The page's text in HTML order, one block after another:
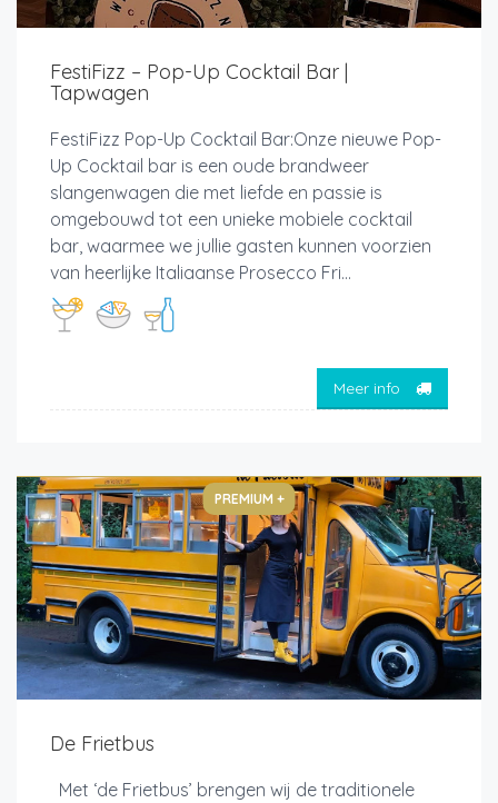
FestiFizz – Pop-Up Cocktail Bar |
Tapwagen
FestiFizz Pop-Up Cocktail Bar:Onze nieuwe Pop-
Up Cocktail bar is een oude brandweer
slangenwagen die met liefde en passie is
omgebouwd tot een unieke mobiele cocktail
bar, waarmee we jullie gasten kunnen voorzien
van heerlijke Italiaanse Prosecco Fri...
Meer info
PREMIUM +
De Frietbus
Met ‘de Frietbus’ brengen wij de traditionele